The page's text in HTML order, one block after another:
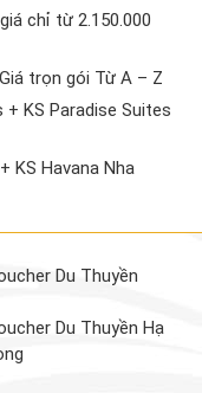
chỉ từ 2.150.000
trọn gói Từ A – Z
KS Paradise Suites
KS Havana Nha
Du Thuyền
Du Thuyền Hạ